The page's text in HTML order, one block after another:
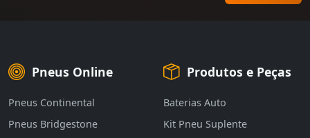
Pack alinhamento + Equilibragem
Permutação dos pneus
Remoção de Pernos de Segurança
Substituição Lâmpada
Focagem de Faróis
Diagnóstico Iluminação
Diagnóstico Bateria
Pneus Online
Pneus Continental
Pneus Bridgestone
Produtos e Peças
Baterias Auto
Kit Pneu Suplente